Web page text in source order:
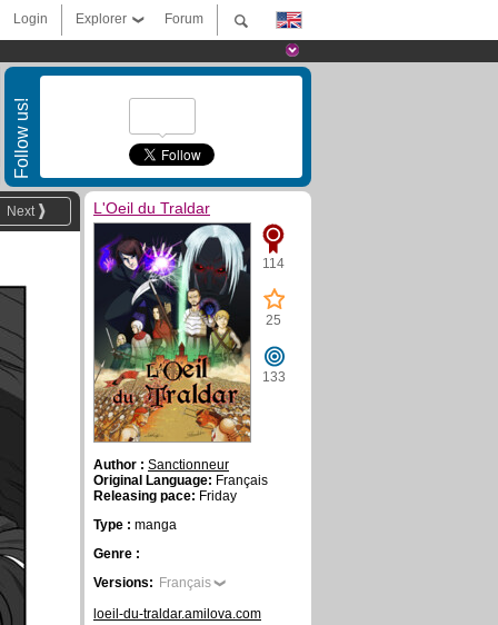
Forum
Explorer
Login
Follow us!
Next L'Oeil du Traldar
114
25
133
Author : Sanctionneur
Original Language: Français
Releasing pace: Friday
Type : manga
Genre :
Versions: Français
loeil-du-traldar.amilova.com